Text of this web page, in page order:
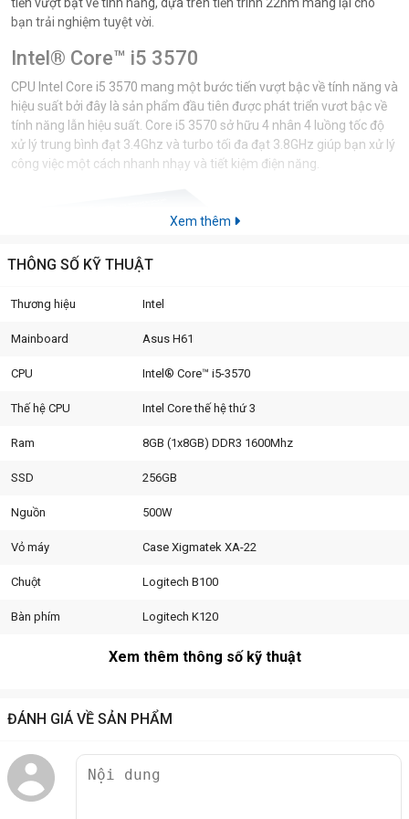
tiến vượt bật về tính năng, dựa trên tiến trình 22nm mang lại cho
bạn trải nghiệm tuyệt vời.
Intel® Core™ i5 3570
CPU Intel Core i5 3570 mang một bước tiến vượt bậc về tính năng và
hiệu suất bởi đây là sản phẩm đầu tiên được phát triển vươt bậc về
tính năng lẫn hiệu suất. Core i5 3570 sở hữu 4 nhân 4 luồng tốc độ
xử lý trung bình đạt 3.4Ghz và turbo tối đa đạt 3.8GHz giúp bạn xử lý
công việc một cách nhanh nhạy và tiết kiệm điện năng.
Mainboard Asus H61
Đáp ứng tốt nhất cho bộ máy của bạn không thể thiếu đó là Main
Asus H61 với giao diện BIOS linh hoạt và dễ dàng sử dụng. Cùng với
điều khiển băng thông Network iControl kèm Socket 1155 hỗ trợ
tính của mình.
Xem thêm
THÔNG SỐ KỸ THUẬT
Thương hiệu Intel
Mainboard Asus H61
CPU Intel® Core™ i5-3570
Thế hệ CPU Intel Core thế hệ thứ 3
Ram 8GB (1x8GB) DDR3 1600Mhz
SSD 256GB
Nguồn 500W
Vỏ máy Case Xigmatek XA-22
Chuột Logitech B100
Bàn phím Logitech K120
Xem thêm thông số kỹ thuật
ĐÁNH GIÁ VỀ SẢN PHẨM